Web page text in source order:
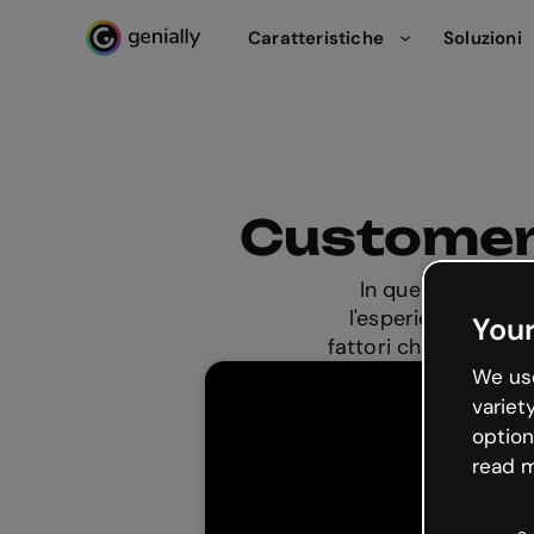
Genialy home page
Caratteristiche Soluzioni
In questo
l'esperienza di
fattori chiave e
We
read